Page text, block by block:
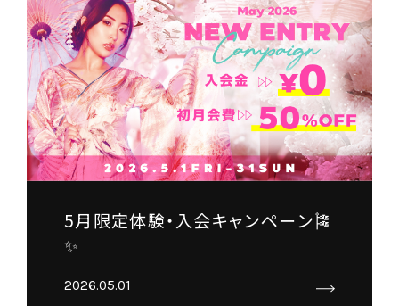
5月限定体験・入会キャンペーン🎏
✨
2026.05.01